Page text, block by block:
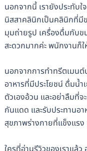
นอกจากนี้ เรายังประทับใ
นิสสาคลินิกเป็นคลินิกที่มี
มุมถ่ายรูป เครื่องดื่มกับ
สะดวกมากค่ะ พนักงานก็
นอกจากการทำทรีตเมนต์
อาหารที่มีประโยชน์ ดื่มน้ำ
ตัวเองอ้วน และอย่าลืมที่
กันแดด และรับประทานอ
สุขภาพร่างกายที่แข็งแร